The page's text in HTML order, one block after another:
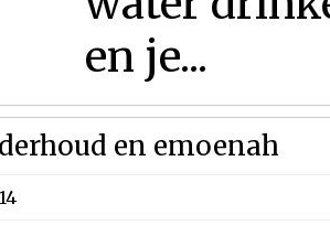
en je...
en emoenah